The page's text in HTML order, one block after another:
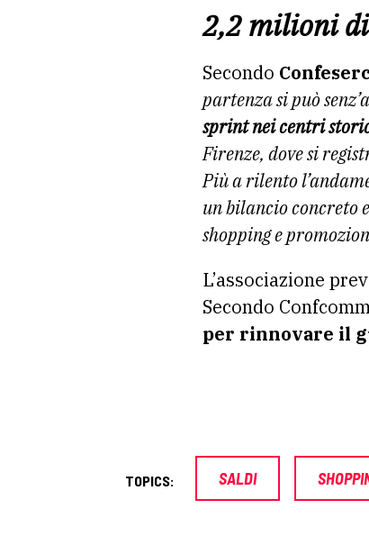
2,2 milioni
Secondo
partenza si può
sprint nei centri
Firenze, dove si
Più a rilento
unbilancio concreto
shopping e
L’associazione
Secondo
per rinnovare il
TOPICS: SALDI